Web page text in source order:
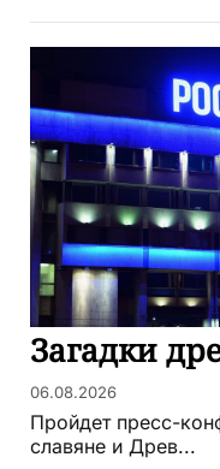
Загадки
06.08.2026
Пройдет пресс-
славяне и Древ...